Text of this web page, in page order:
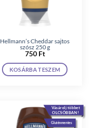
Hellmann’s Cheddar sajtos
szósz 250 g
750 Ft
KOSÁRBA TESZEM
Vásárolj többet
OLCSÓBBAN!
Gluténmentes